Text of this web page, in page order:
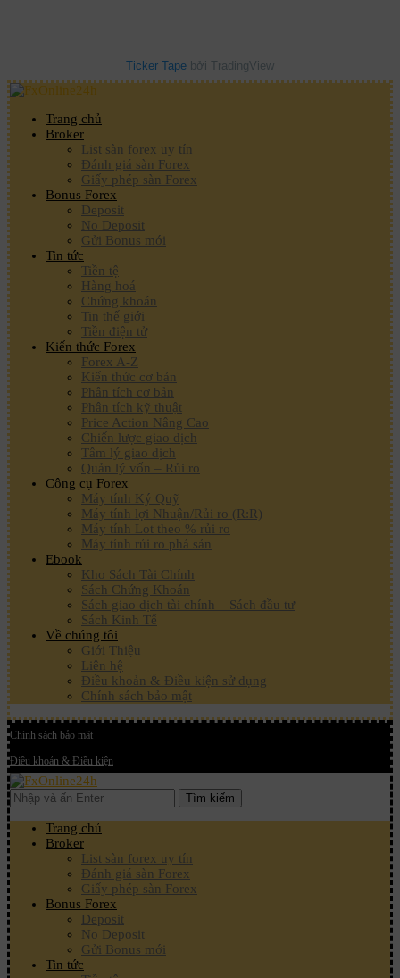
Ticker Tape bởi TradingView
Trang chủ
Broker
List sàn forex uy tín
Đánh giá sàn Forex
Giấy phép sàn Forex
Bonus Forex
Deposit
No Deposit
Gửi Bonus mới
Tin tức
Tiền tệ
Hàng hoá
Chứng khoán
Tin thế giới
Tiền điện tử
Kiến thức Forex
Forex A-Z
Kiến thức cơ bản
Phân tích cơ bản
Phân tích kỹ thuật
Price Action Nâng Cao
Chiến lược giao dịch
Tâm lý giao dịch
Quản lý vốn – Rủi ro
Công cụ Forex
Máy tính Ký Quỹ
Máy tính lợi Nhuận/Rủi ro (R:R)
Máy tính Lot theo % rủi ro
Máy tính rủi ro phá sản
Ebook
Kho Sách Tài Chính
Sách Chứng Khoán
Sách giao dịch tài chính – Sách đầu tư
Sách Kinh Tế
Về chúng tôi
Giới Thiệu
Liên hệ
Điều khoản & Điều kiện sử dụng
Chính sách bảo mật
Chính sách bảo mật
Điều khoản & Điều kiện
Tìm kiếm
Trang chủ
Broker
List sàn forex uy tín
Đánh giá sàn Forex
Giấy phép sàn Forex
Bonus Forex
Deposit
No Deposit
Gửi Bonus mới
Tin tức